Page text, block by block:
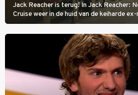
Jack Reacher is terug! In Jack Reacher:
Cruise weer in de huid van de keiharde